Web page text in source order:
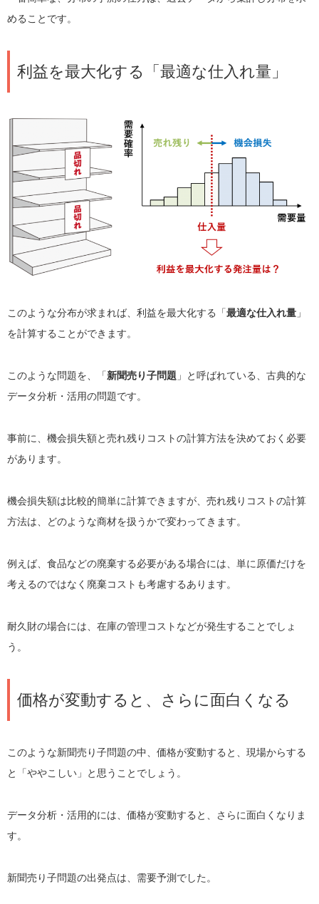
めることです。
利益を最大化する「最適な仕入れ量」
このような分布が求まれば、利益を最大化する「最適な仕入れ量 」
を計算することができます。
このような問題を、「新聞売り子問題 」と呼ばれている、古典的な
データ分析・活用の問題です。
事前に、機会損失額と売れ残りコストの計算方法を決めておく必要
があります。
機会損失額は比較的簡単に計算できますが、売れ残りコストの計算
方法は、どのような商材を扱うかで変わってきます。
例えば、食品などの廃棄する必要がある場合には、単に原価だけを
考えるのではなく廃棄コストも考慮するあります。
耐久財の場合には、在庫の管理コストなどが発生することでしょ
う。
価格が変動すると、さらに面白くなる
このような新聞売り子問題の中、価格が変動すると、現場からする
と「ややこしい」と思うことでしょう。
データ分析・活用的には、価格が変動すると、さらに面白くなりま
す。
新聞売り子問題の出発点は、需要予測でした。